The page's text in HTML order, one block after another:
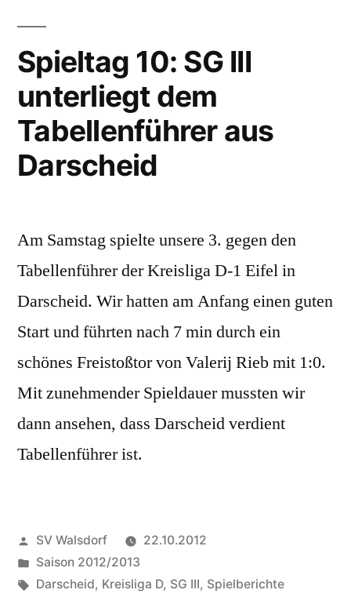
Darscheid
gerupft
Spieltag 10: SG III
unterliegt dem
Tabellenführer aus
Darscheid
Am Samstag spielte unsere 3. gegen den
Tabellenführer der Kreisliga D-1 Eifel in
Darscheid. Wir hatten am Anfang einen guten
Start und führten nach 7 min durch ein
schönes Freistoßtor von Valerij Rieb mit 1:0.
Mit zunehmender Spieldauer mussten wir
dann ansehen, dass Darscheid verdient
Tabellenführer ist.
Veröffentlicht
von
SV Walsdorf
22.10.2012
Veröffentlicht
in
Saison 2012/2013
Schlagwörter:
Darscheid, Kreisliga D, SG III, Spielberichte